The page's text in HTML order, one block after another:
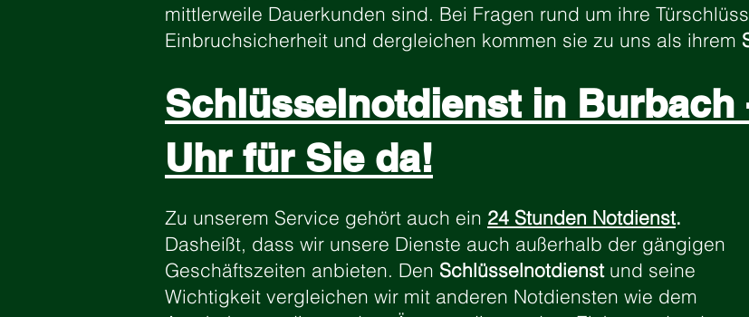
mittlerweile Dauerkunden sind. Bei Fragen rund um ihre
Einbruchsicherheit und dergleichen kommen sie zu uns als ihrem
Schlüsselnotdienst in Burbach
Uhr für Sie da!
Zu unserem Service gehört auch ein 24 Stunden Notdienst.
Dasheißt, dass wir unsere Dienste auch außerhalb der gängigen
Geschäftszeiten anbieten. Den Schlüsselnotdienstund seine
Wichtigkeit vergleichen wir mit anderen Notdiensten wie dem